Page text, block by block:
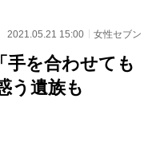
2021.05.21 15:00 女性セブン
手を合わせても
う遺族も